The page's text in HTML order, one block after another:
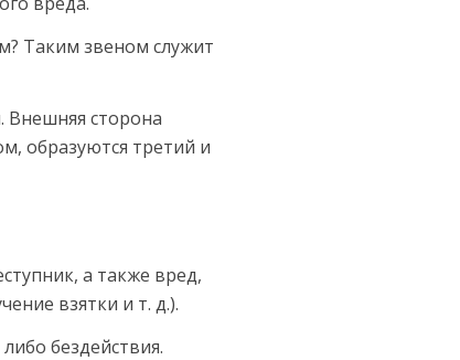
Таким звеном служит
Внешняя сторона
образуются третий и
а также вред,
взятки и т. д.).
бездействия.